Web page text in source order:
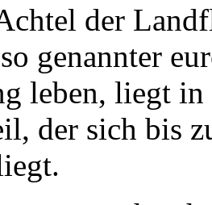
der
genannter
leben, liegt in
der sich bis